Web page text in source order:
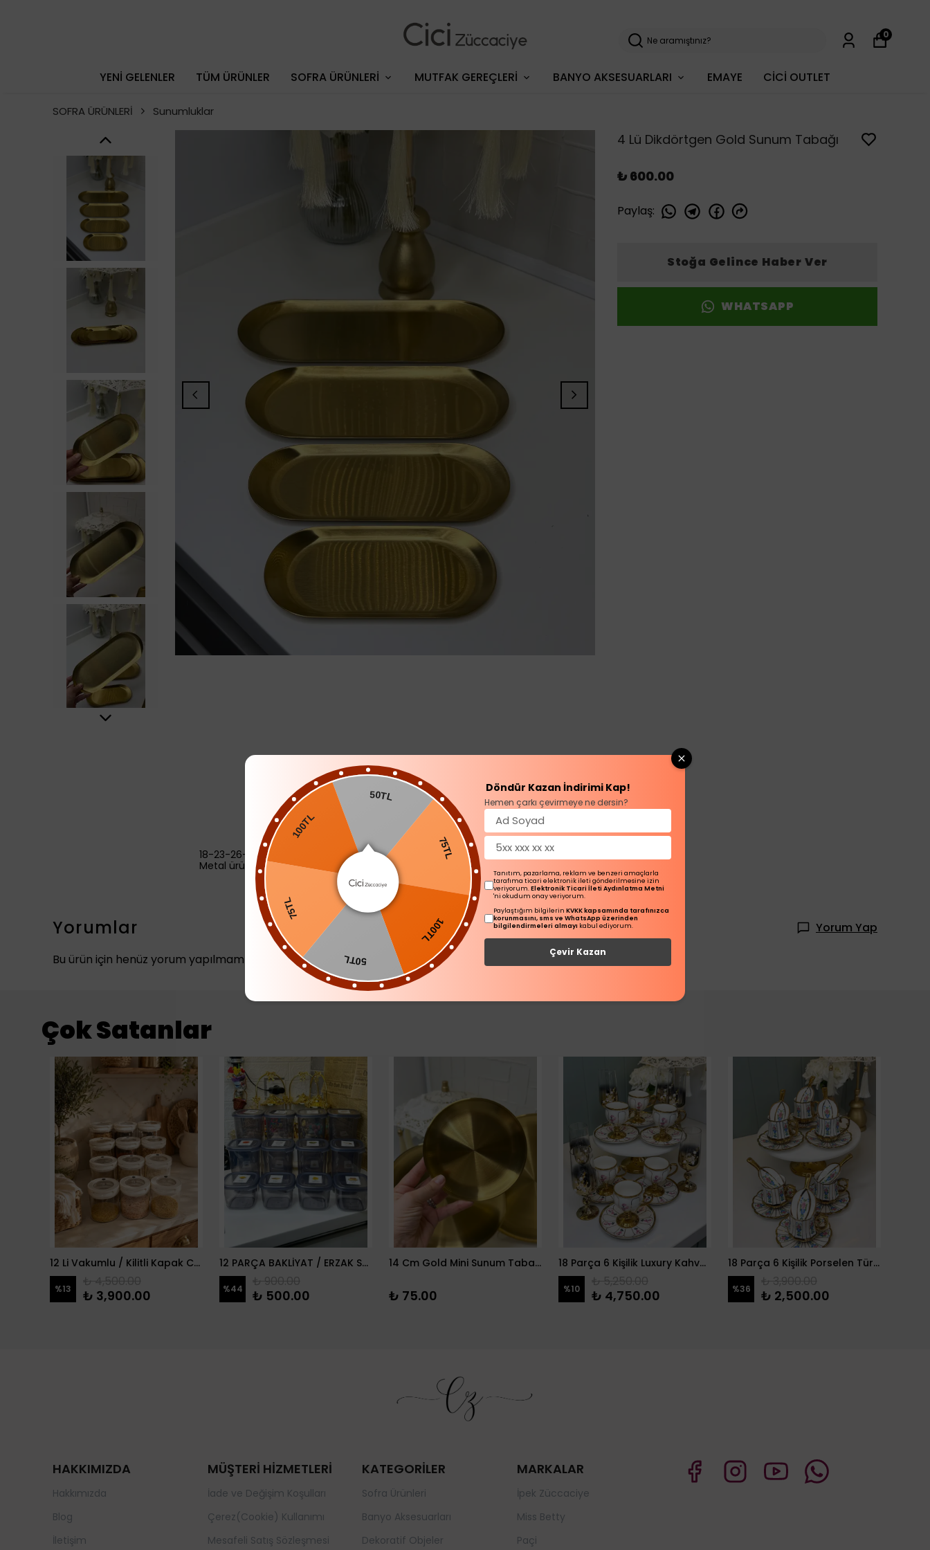
YENİ GELENLER TÜM ÜRÜNLER SOFRA ÜRÜNLERİ MUTFAK GEREÇLERİ BANYO AKSESUARLARI EMAYE CİCİ OUTLET
0
SOFRA ÜRÜNLERİ Sunumluklar
4 Lü Dikdörtgen Gold Sunum Tabağı
₺ 600.00
Paylaş:
Stoğa Gelince Haber Ver
WHATSAPP
Ürün Açıklaması
18-23-26-30 cm
Metal üründür
Yorumlar
Yorum Yap
Bu ürün için henüz yorum yapılmamış.
Çok Satanlar
12 Li Vakumlu / Kilitli Kapak Cam Erzak Kabı / Kavanoz
%13 ₺ 3,900.00
12 PARÇA BAKLİYAT / ERZAK SETİ
%44 ₺ 500.00
14 Cm Gold Mini Sunum Tabağı
₺ 75.00
18 Parça 6 Kişilik Luxury Kahve Sunum Seti
%10 ₺ 4,750.00
18 Parça 6 Kişilik Porselen Türk Kahvesi Fincanı & Drajelik
%36 ₺ 2,500.00
HAKKIMIZDA
Hakkımızda
Blog
İletişim
MÜŞTERİ HİZMETLERİ
İade ve Değişim Koşulları
Çerez(Cookie) Kullanımı
Mesafeli Satış Sözleşmesi
KATEGORİLER
Sofra Ürünleri
Banyo Aksesuarları
Dekoratif Objeler
MARKALAR
İpek Züccaciye
Miss Betty
Paçi
100TL
75TL
100TL
Döndür Kazan İndirimi Kap!
Hemen çarkı çevirmeye ne dersin?
Tanıtım, pazarlama, reklam ve benzeri amaçlarla
tarafıma ticari elektronik ileti gönderilmesine izin
veriyorum.Elektronik Ticari İleti Aydınlatma Metni
'ni okudum onay veriyorum.
Paylaştığım bilgilerin KVKK kapsamında tarafınızca
korunmasını, sms ve WhatsApp üzerinden
bilgilendirmeleri almayı kabul ediyorum.
Çevir Kazan